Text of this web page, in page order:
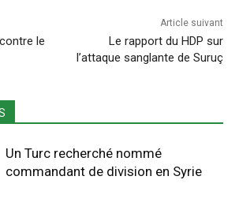
le
Article suivant
Le rapport du HDP sur
l’attaque sanglante de Suruç
Un Turc recherché nommé
commandant de division en Syrie